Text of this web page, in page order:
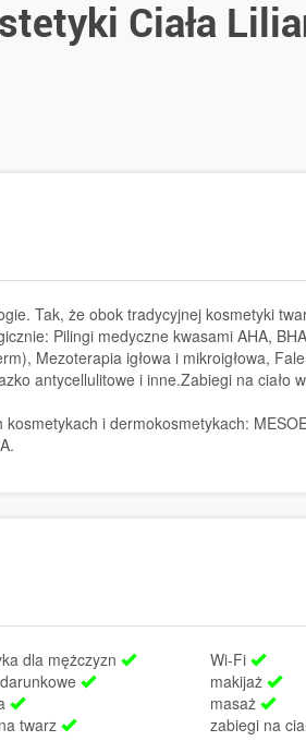
Ciała
Tak, że obok tradycyjnej kosmetyki
Pilingi medyczne kwasami AHA,
Mezoterapia igłowa i mikroigłowa,
antycellulitowe i inne.Zabiegi na ciało
i dermokosmetykach:
dla mężczyzn
Wi-Fi
makijaż
masaż
twarz zabiegi na